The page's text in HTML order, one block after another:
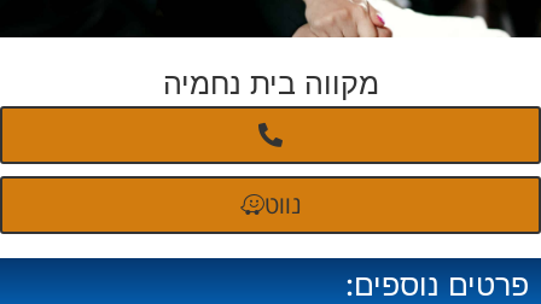
מקווה בית נחמיה
נווט
פרטים נוספים: